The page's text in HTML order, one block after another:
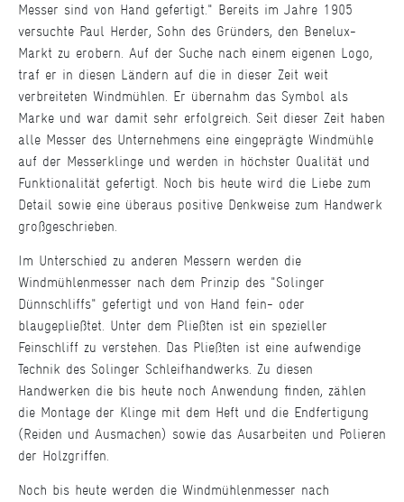
Messer sind von Hand gefertigt." Bereits im Jahre 1905
versuchte Paul Herder, Sohn des Gründers, den Benelux-
Markt zu erobern. Auf der Suche nach einem eigenen Logo,
traf er in diesen Ländern auf die in dieser Zeit weit
verbreiteten Windmühlen. Er übernahm das Symbol als
Marke und war damit sehr erfolgreich. Seit dieser Zeit haben
alle Messer des Unternehmens eine eingeprägte Windmühle
auf der Messerklinge und werden in höchster Qualität und
Funktionalität gefertigt. Noch bis heute wird die Liebe zum
Detail sowie eine überaus positive Denkweise zum Handwerk
großgeschrieben.
Im Unterschied zu anderen Messern werden die
Windmühlenmesser nach dem Prinzip des "Solinger
Dünnschliffs" gefertigt und von Hand fein- oder
blaugepließtet. Unter dem Pließten ist ein spezieller
Feinschliff zu verstehen. Das Pließten ist eine aufwendige
Technik des Solinger Schleifhandwerks. Zu diesen
Handwerken die bis heute noch Anwendung finden, zählen
die Montage der Klinge mit dem Heft und die Endfertigung
(Reiden und Ausmachen) sowie das Ausarbeiten und Polieren
der Holzgriffen.
Noch bis heute werden die Windmühlenmesser nach